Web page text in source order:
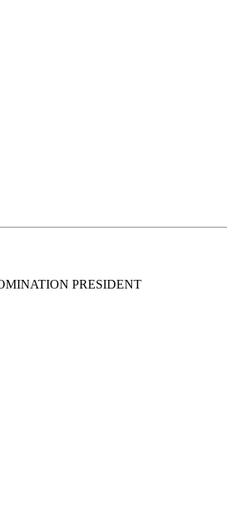
PRESIDENT